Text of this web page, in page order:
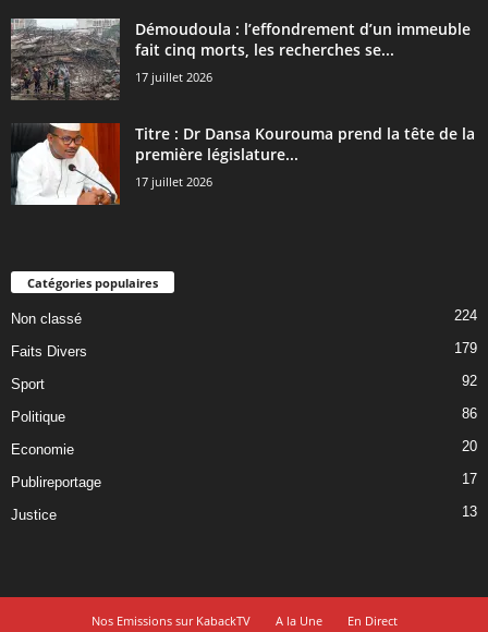
Démoudoula : l’effondrement d’un immeuble
fait cinq morts, les recherches se...
17 juillet 2026
Titre : Dr Dansa Kourouma prend la tête de la
première législature...
17 juillet 2026
Catégories populaires
Non classé 224
Faits Divers 179
Sport 92
Politique 86
Economie 20
Publireportage 17
Justice 13
Nos Emissions sur KabackTV A la Une En Direct